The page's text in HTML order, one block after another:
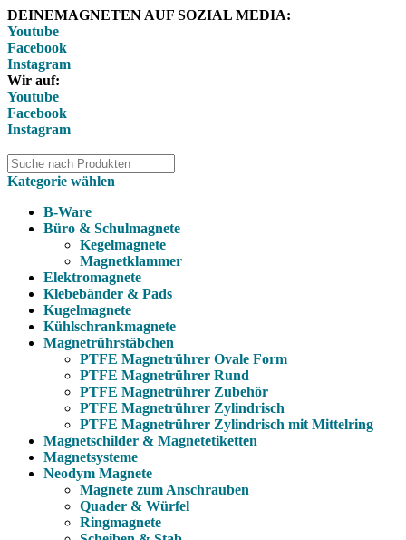
DEINEMAGNETEN AUF SOZIAL MEDIA:
Youtube
Facebook
Instagram
Wir auf:
Youtube
Facebook
Instagram
Kategorie wählen
B-Ware
Büro & Schulmagnete
Kegelmagnete
Magnetklammer
Elektromagnete
Klebebänder & Pads
Kugelmagnete
Kühlschrankmagnete
Magnetrührstäbchen
PTFE Magnetrührer Ovale Form
PTFE Magnetrührer Rund
PTFE Magnetrührer Zubehör
PTFE Magnetrührer Zylindrisch
PTFE Magnetrührer Zylindrisch mit Mittelring
Magnetschilder & Magnetetiketten
Magnetsysteme
Neodym Magnete
Magnete zum Anschrauben
Quader & Würfel
Ringmagnete